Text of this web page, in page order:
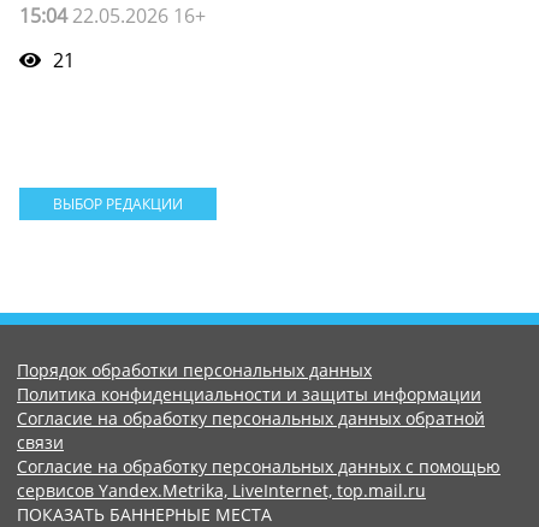
15:0422.05.2026 16+
21
ВЫБОР РЕДАКЦИИ
Порядок обработки персональных данных
Политика конфиденциальности и защиты информации
Согласие на обработку персональных данных обратной
связи
Согласие на обработку персональных данных с помощью
сервисов Yandex.Metrika, LiveInternet, top.mail.ru
ПОКАЗАТЬ БАННЕРНЫЕ МЕСТА